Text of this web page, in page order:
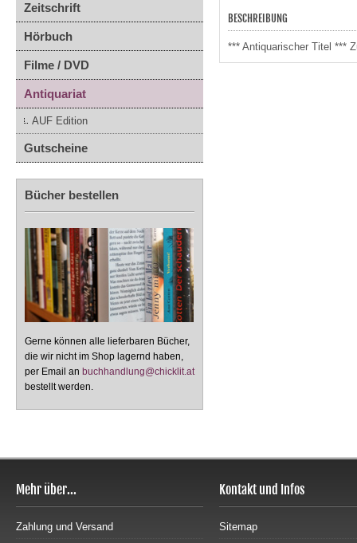
Zeitschrift
Hörbuch
Filme / DVD
Antiquariat
AUF Edition
Gutscheine
Bücher bestellen
Gerne können alle lieferbaren Bücher,
die wir nicht im Shop lagernd haben,
per Email an buchhandlung@chicklit.at
bestellt werden.
BESCHREIBUNG
*** Antiquarischer Titel ***
Mehr über...
Zahlung und Versand
Kontakt und Infos
Sitemap